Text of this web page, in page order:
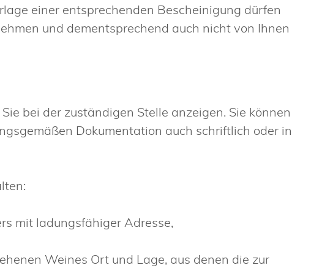
einer entsprechenden Bescheinigung dürfen
und dementsprechend auch nicht von Ihnen
bei der zuständigen Stelle anzeigen. Sie können
Dokumentation auch schriftlich oder in
mit ladungsfähiger Adresse,
Weines Ort und Lage, aus denen die zur